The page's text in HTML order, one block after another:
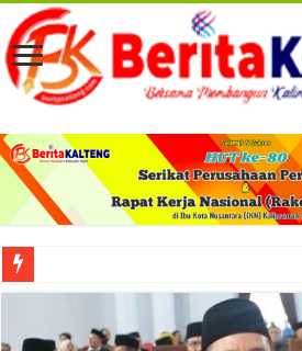
Viral! Selama Dua Bulan Lebih Siltap Serta